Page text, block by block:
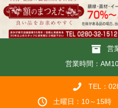
営
営業時間：
TEL：
土曜日：10～15時